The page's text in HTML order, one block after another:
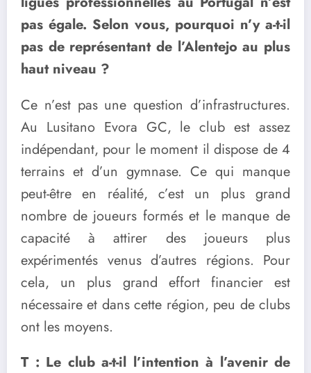
pas égale. Selon vous, pourquoi n’y a-t-il
pas de représentant de l’Alentejo au plus
haut niveau ?
Ce n’est pas une question d’infrastructures.
Au Lusitano Evora GC, le club est assez
indépendant, pour le moment il dispose de 4
terrains et d’un gymnase. Ce qui manque
peut-être en réalité, c’est un plus grand
nombre de joueurs formés et le manque de
capacité à attirer des joueurs plus
expérimentés venus d’autres régions. Pour
cela, un plus grand effort financier est
nécessaire et dans cette région, peu de clubs
ont les moyens.
T : Le club a-t-il l’intention à l’avenir de